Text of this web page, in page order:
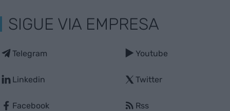
SIGUE VIA EMPRESA
Telegram
Linkedin
Facebook
Youtube
Twitter
Rss